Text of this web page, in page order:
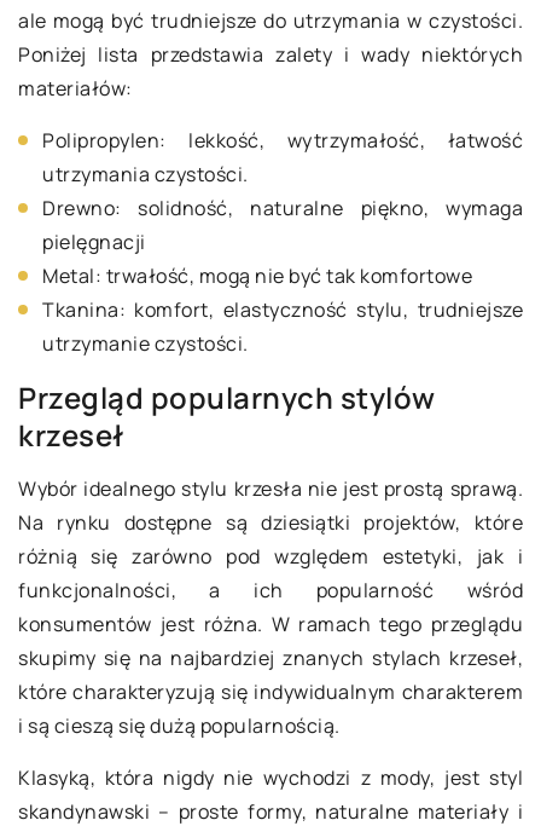
ale mogą być trudniejsze do utrzymania w czystości.
Poniżej lista przedstawia zalety i wady niektórych
materiałów:
Polipropylen: lekkość, wytrzymałość, łatwość
utrzymania czystości.
Drewno: solidność, naturalne piękno, wymaga
pielęgnacji
Metal: trwałość, mogą nie być tak komfortowe
Tkanina: komfort, elastyczność stylu, trudniejsze
utrzymanie czystości.
Przegląd popularnych stylów
krzeseł
Wybór idealnego stylu krzesła nie jest prostą sprawą.
Na rynku dostępne są dziesiątki projektów, które
różnią się zarówno pod względem estetyki, jak i
funkcjonalności, a ich popularność wśród
konsumentów jest różna. W ramach tego przeglądu
skupimy się na najbardziej znanych stylach krzeseł,
które charakteryzują się indywidualnym charakterem
i są cieszą się dużą popularnością.
Klasyką, która nigdy nie wychodzi z mody, jest styl
skandynawski – proste formy, naturalne materiały i